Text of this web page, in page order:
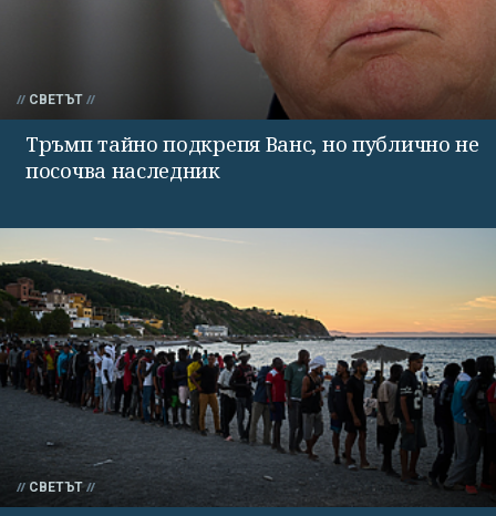
СВЕТЪТ
Тръмп тайно подкрепя Ванс, но публично не
посочва наследник
СВЕТЪТ